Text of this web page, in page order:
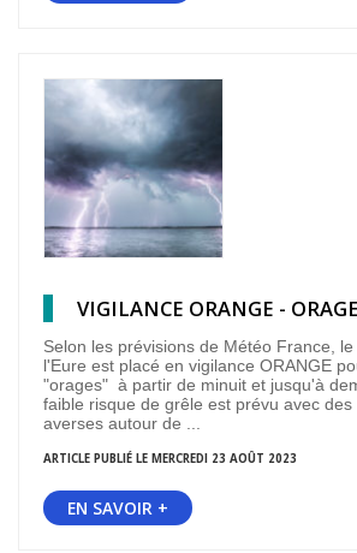
VIGILANCE ORANGE -
Selon les prévisions de Météo France,
l'Eure est placé en vigilance ORANGE
"orages" à partir de minuit et jusqu'à
faible risque de grêle est prévu avec
averses autour de ...
ARTICLE PUBLIÉ LE MERCREDI 23 AOÛT 2023
EN SAVOIR +